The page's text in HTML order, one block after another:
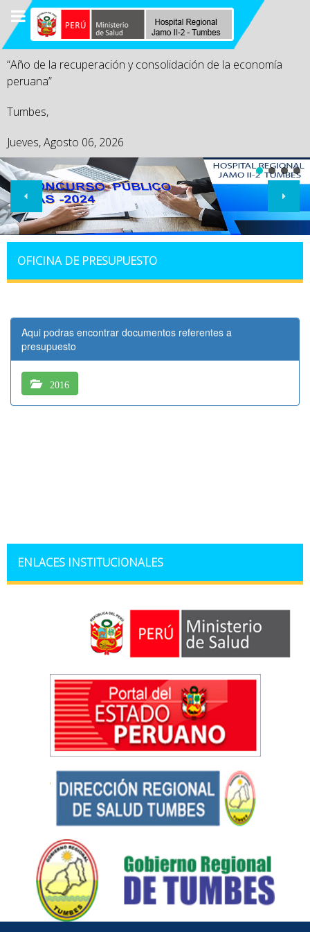
“Año de la recuperación y consolidación de la economía
peruana”
Tumbes,
Jueves, Agosto 06, 2026
OFICINA DE PRESUPUESTO
ENLACES INSTITUCIONALES